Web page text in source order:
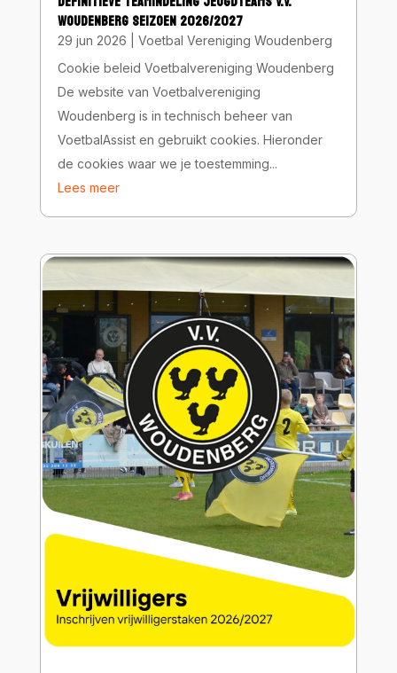
WOUDENBERG SEIZOEN 2026/2027
29 jun 2026
Voetbal Vereniging Woudenberg
Cookie beleid Voetbalvereniging Woudenberg
De website van Voetbalvereniging
Woudenberg is in technisch beheer van
VoetbalAssist en gebruikt cookies. Hieronder
de cookies waar we je toestemming...
Lees meer